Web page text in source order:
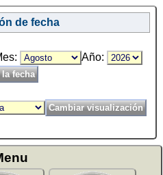
de fecha
Año: